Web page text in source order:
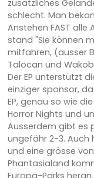
zusätzliches
schlecht. Man
Anstehen FAST
stand "Sie können
mitfahren, (ausser
Talocan und
Der EP unterstützt
einziger sponsor,
EP, genau so wie
Horror Nights und
Ausserdem gibt es
ungefähr 2-3. Auch
und eine grösse
Phantasialand
Europa-Parks heran.